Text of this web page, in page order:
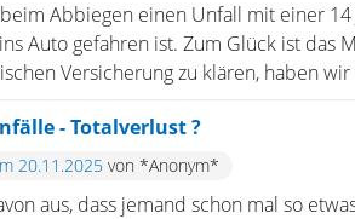
Abbiegen einen Unfall mit einer
Auto gefahren ist. Zum Glück ist das
Versicherung zu klären, haben
- Totalverlust ?
20.11.2025 von *Anonym*
aus, dass jemand schon mal so